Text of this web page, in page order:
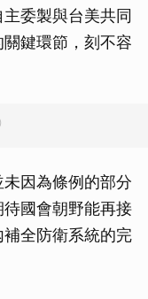
委製與台美共同
鍵環節，刻不容
因為條例的部分
國會朝野能再接
全防衛系統的完